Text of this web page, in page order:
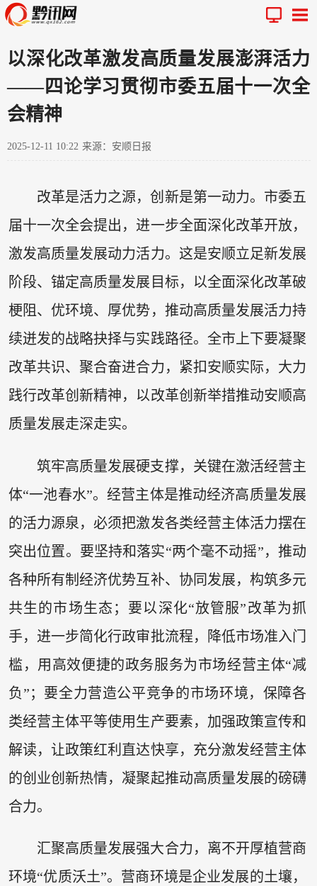
以深化改革激发高质量发展澎湃活力
——四论学习贯彻市委五届十一次全
会精神
2025-12-11 10:22 来源：安顺日报
改革是活力之源，创新是第一动力。市委五
届十一次全会提出，进一步全面深化改革开放，
激发高质量发展动力活力。这是安顺立足新发展
阶段、锚定高质量发展目标，以全面深化改革破
梗阻、优环境、厚优势，推动高质量发展活力持
续迸发的战略抉择与实践路径。全市上下要凝聚
改革共识、聚合奋进合力，紧扣安顺实际，大力
践行改革创新精神，以改革创新举措推动安顺高
质量发展走深走实。
筑牢高质量发展硬支撑，关键在激活经营主
体“一池春水”。经营主体是推动经济高质量发展
的活力源泉，必须把激发各类经营主体活力摆在
突出位置。要坚持和落实“两个毫不动摇”，推动
各种所有制经济优势互补、协同发展，构筑多元
共生的市场生态；要以深化“放管服”改革为抓
手，进一步简化行政审批流程，降低市场准入门
槛，用高效便捷的政务服务为市场经营主体“减
负”；要全力营造公平竞争的市场环境，保障各
类经营主体平等使用生产要素，加强政策宣传和
解读，让政策红利直达快享，充分激发经营主体
的创业创新热情，凝聚起推动高质量发展的磅礴
合力。
汇聚高质量发展强大合力，离不开厚植营商
环境“优质沃土”。营商环境是企业发展的土壤，